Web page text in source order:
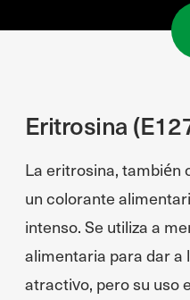
Eritrosina
La eritrosina, también
un colorante
intenso. Se utiliza a
alimentaria para dar a
atractivo, pero su uso